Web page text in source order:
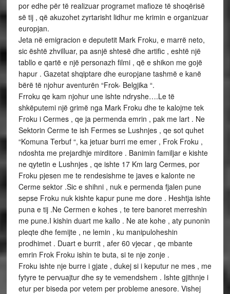
por edhe për të realizuar programet mafioze të shoqërisë
së tij , që akuzohet zyrtarisht lidhur me krimin e organizuar
europjan.
Jeta në emigracion e deputetit Mark Froku, e marrë neto,
sic është zhvilluar, pa asnjë shtesë dhe artific , eshtë një
tabllo e qartë e një personazh filmi , që e shikon me gojë
hapur . Gazetat shqiptare dhe europjane tashmë e kanë
bërë të njohur aventurën “Frok- Belgjika “.
Frroku qe kam njohur une ishte ndryshe….Le të
shkëputemi një grimë nga Mark Froku dhe te kalojme tek
Froku i Cermes , qe ja permenda emrin , pak me lart . Ne
Sektorin Cerme te ish Fermes se Lushnjes , qe sot quhet
“Komuna Terbuf “, ka jetuar burri me emer , Frok Froku ,
ndoshta me prejardhje mirditore . Banimin familjar e kishte
ne qytetin e Lushnjes , qe ishte 17 Km larg Cermes, por
Froku pjesen me te rendesishme te javes e kalonte ne
Cerme sektor .Sic e shihni , nuk e permenda fjalen pune
sepse Froku nuk kishte kapur pune me dore . Heshtja ishte
puna e tij .Ne Cermen e kohes , te tere banoret merreshin
me pune.I kishin duart me kallo . Ne ate kohe , aty punonin
pleqte dhe femijte , ne lemin , ku manipuloheshin
prodhimet . Duart e burrit , afer 60 vjecar , qe mbante
emrin Frok Froku ishin te buta, si te nje zonje .
Froku ishte nje burre i gjate , dukej si i keputur ne mes , me
fytyre te pervuajtur dhe sy te vemendshem . Ishte gjithnje i
etur per biseda por vetem per probleme anesore. Vishej